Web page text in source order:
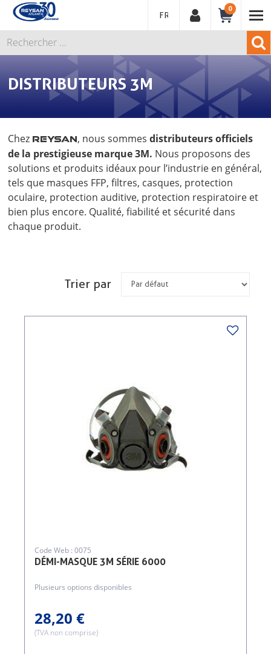
FRANÇAIS
0
DISTRIBUTEURS 3M
Chez REYSAN, nous sommesdistributeurs officiels
de la prestigieuse marque 3M. Nous proposons des
solutions et produits idéaux pour l’industrie en général,
tels que masques FFP, filtres, casques, protection
oculaire, protection auditive, protection respiratoire et
bien plus encore. Qualité, fiabilité et sécurité dans
chaque produit.
Trier par
DÉMI-MASQUE 3M SÉRIE 6000
Code Web : 0075
Plusieurs options disponibles
28,20 €
(TVA non comprise)